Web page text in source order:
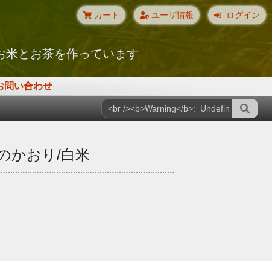
米とお茶を作っています
問い合わせ
カート ユーザ情報 ログイン
かおり/白米